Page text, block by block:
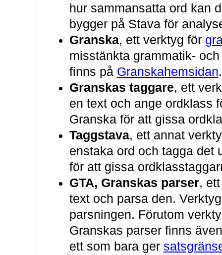
hur sammansatta ord kan
bygger på Stava för
Granska, ett verktyg för
misstänkta grammatik-
finns på Granskahemsidan.
Granskas taggare, ett
en text och ange ordklass
Granska för att gissa
Taggstava, ett annat
enstaka ord och tagga det
för att gissa
GTA, Granskas parser,
text och parsa den.
parsningen. Förutom
Granskas parser finns
ett som bara ger